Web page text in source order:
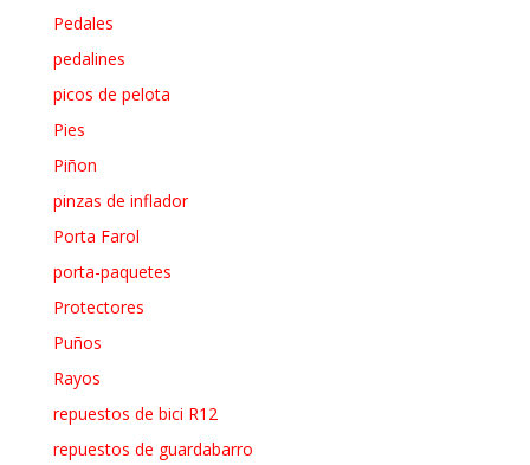
Pedales
pedalines
picos de pelota
Pies
Piñon
pinzas de inflador
Porta Farol
porta-paquetes
Protectores
Puños
Rayos
repuestos de bici R12
repuestos de guardabarro